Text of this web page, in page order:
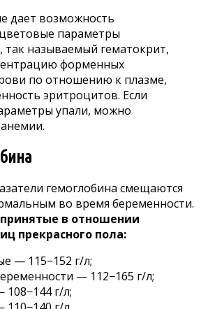
дает возможность
параметры
так называемый гематокрит,
форменных
по отношению к плазме,
эритроцитов. Если
упали, можно
гемоглобина смещаются
во время беременности.
в отношении
прекрасного пола:
— 115−152 г/л;
— 112−165 г/л;
г/л;